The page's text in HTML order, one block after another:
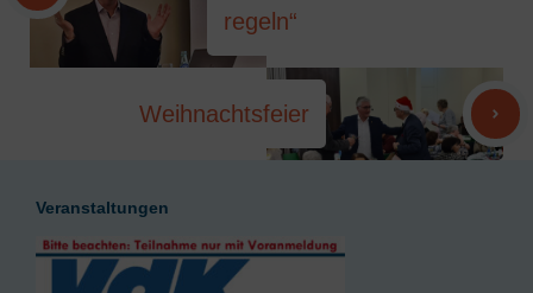
regeln“
Weihnachtsfeier
Veranstaltungen